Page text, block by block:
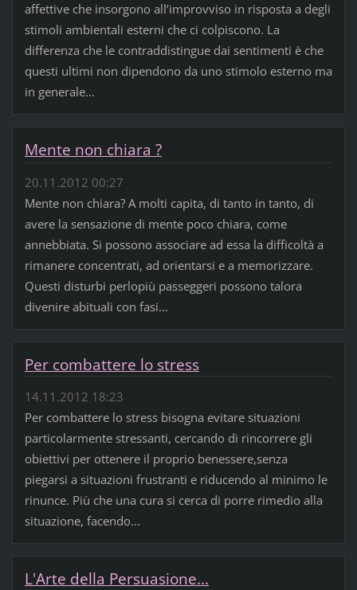
affettive che insorgono all’improvviso in risposta a degli
stimoli ambientali esterni che ci colpiscono. La
differenza che le contraddistingue dai sentimenti è che
questi ultimi non dipendono da uno stimolo esterno ma
in generale...
Mente non chiara ?
20.11.2012 00:27
Mente non chiara? A molti capita, di tanto in tanto, di
avere la sensazione di mente poco chiara, come
annebbiata. Si possono associare ad essa la difficoltà a
rimanere concentrati, ad orientarsi e a memorizzare.
Questi disturbi perlopiù passeggeri possono talora
divenire abituali con fasi...
Per combattere lo stress
14.11.2012 18:23
Per combattere lo stress bisogna evitare situazioni
particolarmente stressanti, cercando di rincorrere gli
obiettivi per ottenere il proprio benessere,senza
piegarsi a situazioni frustranti e riducendo al minimo le
rinunce. Più che una cura si cerca di porre rimedio alla
situazione, facendo...
L'Arte della Persuasione...